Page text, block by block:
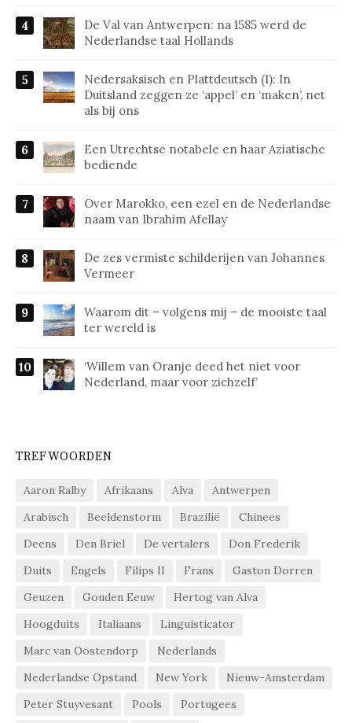
De Val van Antwerpen: na 1585 werd de
Nederlandse taal Hollands
Nedersaksisch en Plattdeutsch (1): In
Duitsland zeggen ze ‘appel’ en ‘maken’, net
als bij ons
Een Utrechtse notabele en haar Aziatische
bediende
Over Marokko, een ezel en de Nederlandse
naam van Ibrahim Afellay
De zes vermiste schilderijen van Johannes
Vermeer
Waarom dit – volgens mij – de mooiste taal
ter wereld is
‘Willem van Oranje deed het niet voor
Nederland, maar voor zichzelf’
TREFWOORDEN
Aaron Ralby Afrikaans Alva
Antwerpen
Arabisch
Beeldenstorm Brazilië
Chinees
Deens
Den Briel De vertalers
Don Frederik
Duits
Engels Filips II Frans
Gaston Dorren
Geuzen
Gouden Eeuw
Hertog van Alva
Hoogduits
Italiaans
Linguisticator
Marc van Oostendorp
Nederlands
Nederlandse Opstand
New York
Nieuw-Amsterdam
Peter Stuyvesant
Pools Portugees